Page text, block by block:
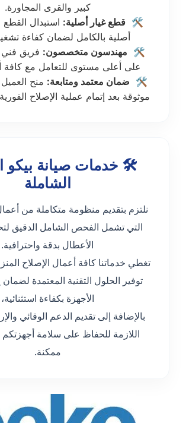
كبير والقرى المجاورة.
🛠️ قطع غيار أصلية: استبدال القطع
أصلية بالكامل لضمان كفاءة
🛠️ مهندسون متخصصون: فريق
على أعلى مستوى للتعامل مع كافة
🛠️ ضمان معتمد ومتابعة: منح
موثوقة بعد إتمام عملية الإصلاح
🛠️ خدمات صيانة بيكو
الشاملة
نلتزم بتقديم منظومة متكاملة من
التي تشمل الفحص الشامل الدقيق
الأعطال بدقة واحترافية.
تغطي خدماتنا كافة أعمال الإصلاح
توفير الحلول التقنية المعتمدة
الأجهزة بكفاءة استثنائية،
بالإضافة إلى تقديم الدعم الوقائي
اللازمة للحفاظ على سلامة
ممكنة.